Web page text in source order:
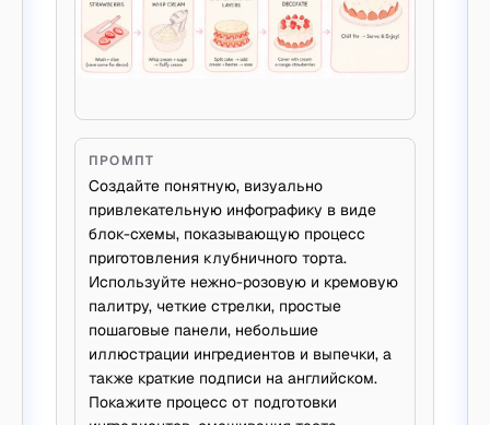
ПРОМПТ
Создайте понятную, визуально
привлекательную инфографику в виде
блок-схемы, показывающую процесс
приготовления клубничного торта.
Используйте нежно-розовую и кремовую
палитру, четкие стрелки, простые
пошаговые панели, небольшие
иллюстрации ингредиентов и выпечки, а
также краткие подписи на английском.
Покажите процесс от подготовки